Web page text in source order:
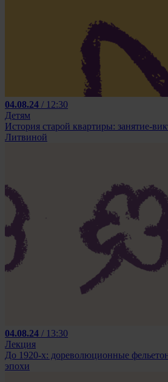
04.08.24 / 12:30
Детям
История старой квартиры: занятие-
Литвиной
04.08.24 / 13:30
Лекция
До 1920-х: дореволюционные
эпохи